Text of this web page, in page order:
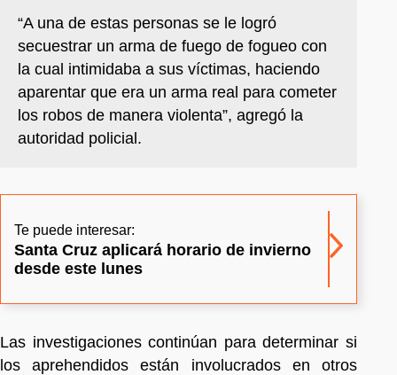
“A una de estas personas se le logró
secuestrar un arma de fuego de fogueo con
la cual intimidaba a sus víctimas, haciendo
aparentar que era un arma real para cometer
los robos de manera violenta”, agregó la
autoridad policial.
Te puede interesar:
Santa Cruz aplicará horario de invierno
desde este lunes
Las investigaciones continúan para determinar si
los aprehendidos están involucrados en otros